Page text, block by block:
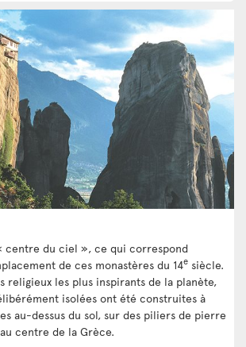
centre du ciel », ce qui correspond
de ces monastères du 14e siècle.
religieux les plus inspirants de la planète,
isolées ont été construites à
au-dessus du sol, sur des piliers de pierre
centre de la Grèce.